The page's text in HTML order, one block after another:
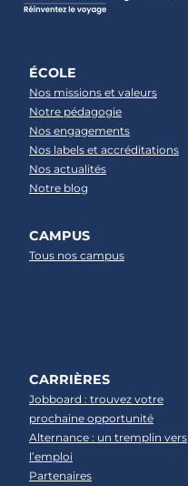
ÉCOLE
Nos missions et valeurs
Notre pédagogie
Nos engagements
Nos labels et accréditations
Nos actualités
Notre blog
CAMPUS
Tous nos campus
CARRIÈRES
Jobboard : trouvez votre
prochaine opportunité
Alternance : un tremplin vers
l’emploi
Partenaires